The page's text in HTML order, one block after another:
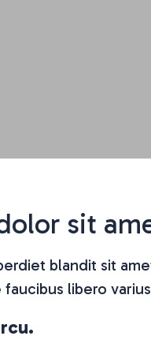
sit
blandit sit
libero